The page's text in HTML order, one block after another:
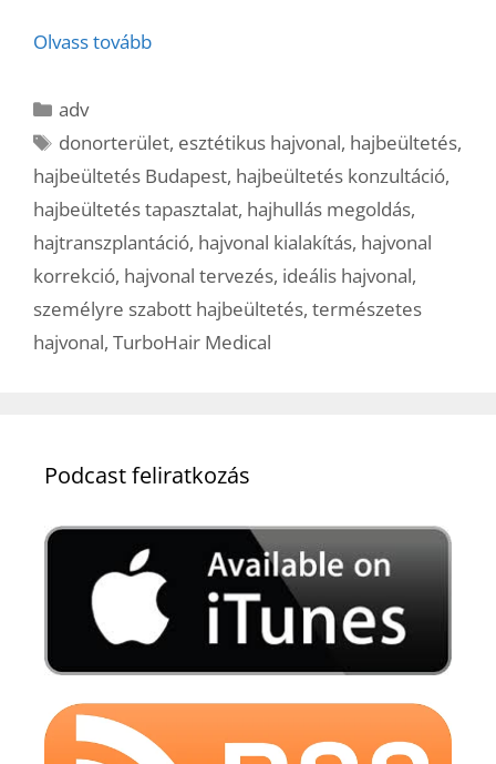
Olvass tovább
Kategória
adv
Címkék
donorterület, esztétikus hajvonal, hajbeültetés,
hajbeültetés Budapest, hajbeültetés konzultáció,
hajbeültetés tapasztalat, hajhullás megoldás,
hajtranszplantáció, hajvonal kialakítás, hajvonal
korrekció, hajvonal tervezés, ideális hajvonal,
személyre szabott hajbeültetés, természetes
hajvonal, TurboHair Medical
Podcast feliratkozás